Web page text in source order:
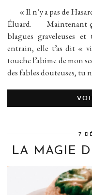
« Il n’y a pas de
Éluard. Maintenant ça
blagues graveleuses
entrain, elle t’as dit «
touche l’abime de mon
des fables douteuses, tu
7
LA MAGIE